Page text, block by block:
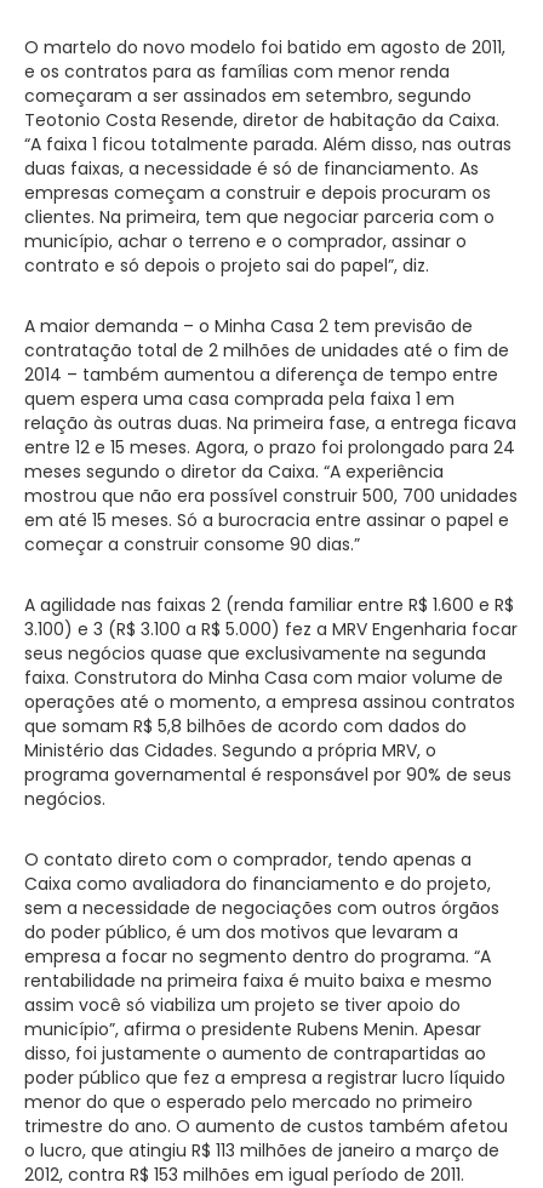
O martelo do novo modelo foi batido em agosto de 2011,
e os contratos para as famílias com menor renda
começaram a ser assinados em setembro, segundo
Teotonio Costa Resende, diretor de habitação da Caixa.
“A faixa 1 ficou totalmente parada. Além disso, nas outras
duas faixas, a necessidade é só de financiamento. As
empresas começam a construir e depois procuram os
clientes. Na primeira, tem que negociar parceria com o
município, achar o terreno e o comprador, assinar o
contrato e só depois o projeto sai do papel”, diz.
A maior demanda – o Minha Casa 2 tem previsão de
contratação total de 2 milhões de unidades até o fim de
2014 – também aumentou a diferença de tempo entre
quem espera uma casa comprada pela faixa 1 em
relação às outras duas. Na primeira fase, a entrega ficava
entre 12 e 15 meses. Agora, o prazo foi prolongado para 24
meses segundo o diretor da Caixa. “A experiência
mostrou que não era possível construir 500, 700 unidades
em até 15 meses. Só a burocracia entre assinar o papel e
começar a construir consome 90 dias.”
A agilidade nas faixas 2 (renda familiar entre R$ 1.600 e R$
3.100) e 3 (R$ 3.100 a R$ 5.000) fez a MRV Engenharia focar
seus negócios quase que exclusivamente na segunda
faixa. Construtora do Minha Casa com maior volume de
operações até o momento, a empresa assinou contratos
que somam R$ 5,8 bilhões de acordo com dados do
Ministério das Cidades. Segundo a própria MRV, o
programa governamental é responsável por 90% de seus
negócios.
O contato direto com o comprador, tendo apenas a
Caixa como avaliadora do financiamento e do projeto,
sem a necessidade de negociações com outros órgãos
do poder público, é um dos motivos que levaram a
empresa a focar no segmento dentro do programa. “A
rentabilidade na primeira faixa é muito baixa e mesmo
assim você só viabiliza um projeto se tiver apoio do
município”, afirma o presidente Rubens Menin. Apesar
disso, foi justamente o aumento de contrapartidas ao
poder público que fez a empresa a registrar lucro líquido
menor do que o esperado pelo mercado no primeiro
trimestre do ano. O aumento de custos também afetou
o lucro, que atingiu R$ 113 milhões de janeiro a março de
2012, contra R$ 153 milhões em igual período de 2011.